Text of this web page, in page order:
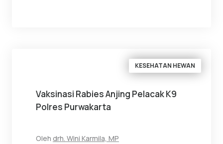
KESEHATAN HEWAN
Vaksinasi Rabies Anjing Pelacak K9
Polres Purwakarta
Oleh drh. Wini Karmila, MP